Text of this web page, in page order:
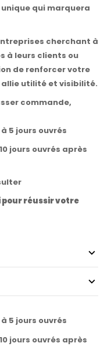
qui marquera
cherchant à
à leurs clients ou
de renforcer votre
allie utilité et visibilité.
commande,
5 jours ouvrés
jours ouvrés après
pour réussir votre
5 jours ouvrés
jours ouvrés après